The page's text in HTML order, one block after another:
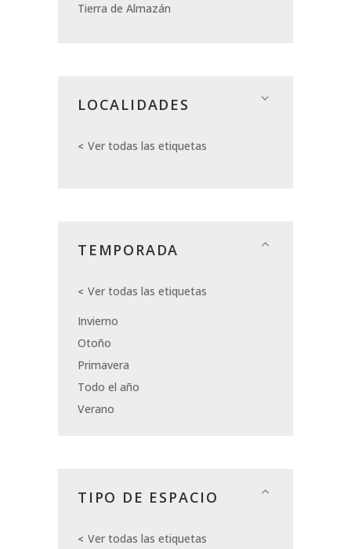
Tierra de Almazán
LOCALIDADES
Ver todas las etiquetas
TEMPORADA
Ver todas las etiquetas
Invierno
Otoño
Primavera
Todo el año
Verano
TIPO DE ESPACIO
Ver todas las etiquetas